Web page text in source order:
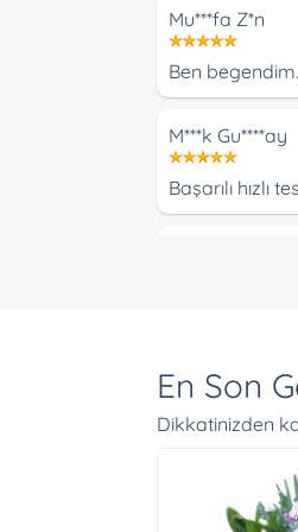
Mu***fa Z*n
Ben
M***k Gu****ay
Başarılı hızlı
Se**an Ka*****al
Siparişim
En Son
Dikkatinizden